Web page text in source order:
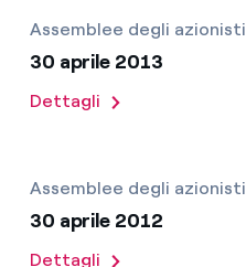
Assemblee degli azionisti
30 aprile 2013
Dettagli
Assemblee degli azionisti
30 aprile 2012
Dettagli